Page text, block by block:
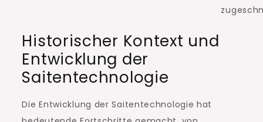
Historischer Kontext und
Entwicklung der
Saitentechnologie
Die Entwicklung der Saitentechnologie hat